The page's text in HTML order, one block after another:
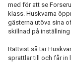
med för att se
klass. Huskvarna
gästerna utöva sina
skillnad på inställning
Rättvist så tar
sprattlar till och får in